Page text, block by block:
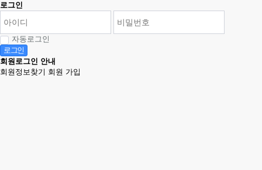
로그인
자동로그인
로그인
회원로그인 안내
회원정보찾기 회원 가입